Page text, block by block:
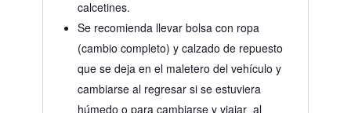
calcetines.
Se recomienda llevar bolsa con ropa
(cambio completo) y calzado de repuesto
que se deja en el maletero del vehículo y
cambiarse al regresar si se estuviera
húmedo o para cambiarse y viajar al